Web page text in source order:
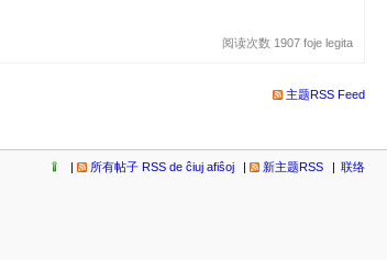
阅读次数 1907 foje legita
主题RSS Feed
所有帖子 RSS de ĉiuj afiŝoj 新主题RSS 联络